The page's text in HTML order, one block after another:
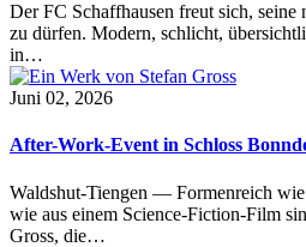
Der FC Schaffhausen freut sich, seine
zu dürfen. Modern, schlicht,
in…
Juni 02, 2026
After-Work-Event in Schloss
Waldshut-Tiengen — Formenreich
wie aus einem Science-Fiction-Film
Gross, die…